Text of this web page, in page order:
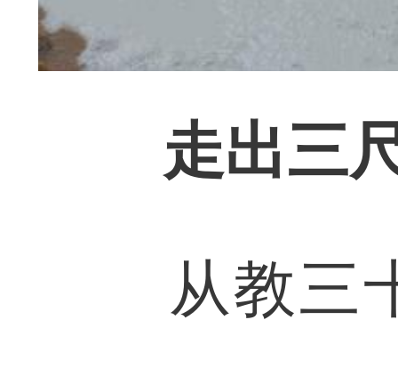
走出三
从教三十